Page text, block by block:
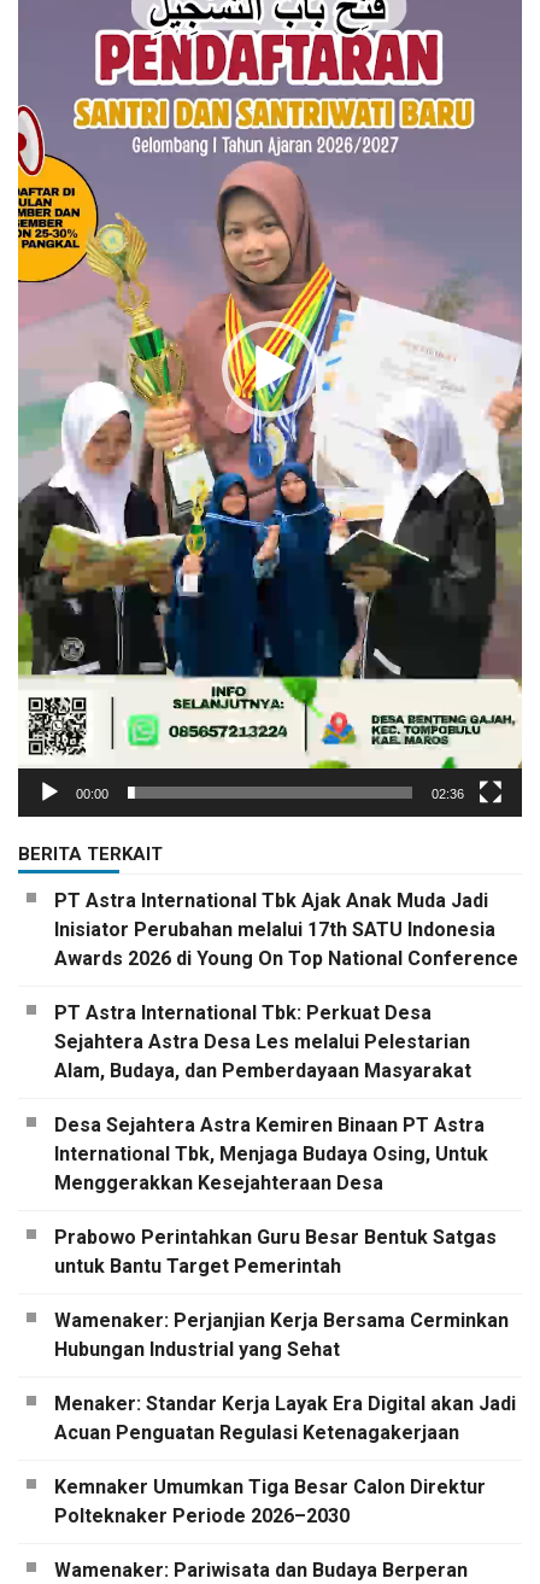
00:00 02:36
BERITA TERKAIT
PT Astra International Tbk Ajak Anak Muda Jadi
Inisiator Perubahan melalui 17th SATU Indonesia
Awards 2026 di Young On Top National Conference
PT Astra International Tbk: Perkuat Desa
Sejahtera Astra Desa Les melalui Pelestarian
Alam, Budaya, dan Pemberdayaan Masyarakat
Desa Sejahtera Astra Kemiren Binaan PT Astra
International Tbk, Menjaga Budaya Osing, Untuk
Menggerakkan Kesejahteraan Desa
Prabowo Perintahkan Guru Besar Bentuk Satgas
untuk Bantu Target Pemerintah
Wamenaker: Perjanjian Kerja Bersama Cerminkan
Hubungan Industrial yang Sehat
Menaker: Standar Kerja Layak Era Digital akan Jadi
Acuan Penguatan Regulasi Ketenagakerjaan
Kemnaker Umumkan Tiga Besar Calon Direktur
Polteknaker Periode 2026–2030
Wamenaker: Pariwisata dan Budaya Berperan